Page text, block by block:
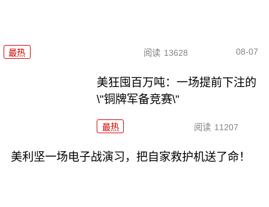
最热 阅读 13628 08-07
美狂囤百万吨：一场提前下注的
\"铜牌军备竞赛\"
最热 阅读 11207
美利坚一场电子战演习，把自家救护机送了命！